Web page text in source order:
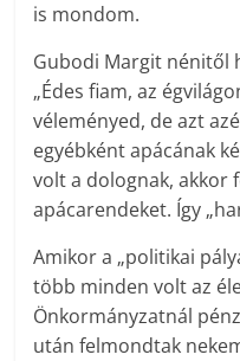
is mondom.
Gubodi Margit nénitől
„Édes fiam, az
véleményed, de azt
egyébként apácának
volt a dolognak, akkor
apácarendeket. Így
Amikor a „politikai
több minden volt az
Önkormányzatnál
után felmondtak